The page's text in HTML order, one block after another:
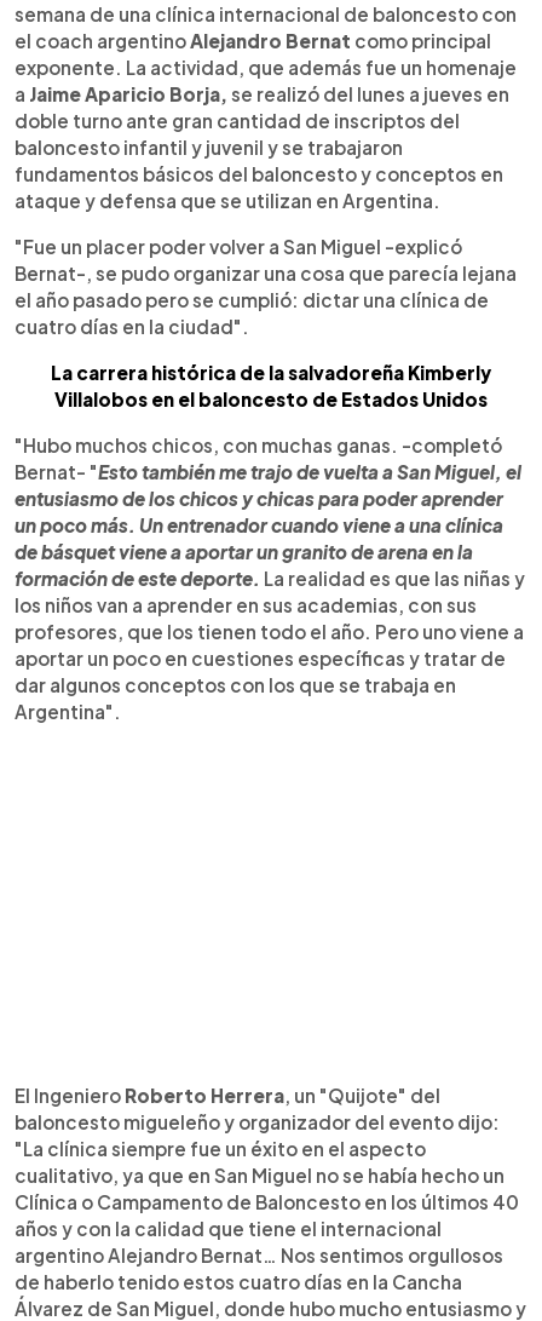
semana de una clínica internacional de baloncesto con
el coach argentino Alejandro Bernat como principal
exponente. La actividad, que además fue un homenaje
a Jaime Aparicio Borja, se realizó del lunes a jueves en
doble turno ante gran cantidad de inscriptos del
baloncesto infantil y juvenil y se trabajaron
fundamentos básicos del baloncesto y conceptos en
ataque y defensa que se utilizan en Argentina.
"Fue un placer poder volver a San Miguel -explicó
Bernat-, se pudo organizar una cosa que parecía lejana
el año pasado pero se cumplió: dictar una clínica de
cuatro días en la ciudad".
La carrera histórica de la salvadoreña Kimberly
Villalobos en el baloncesto de Estados Unidos
"Hubo muchos chicos, con muchas ganas. -completó
Bernat- "Esto también me trajo de vuelta a San Miguel, el
entusiasmo de los chicos y chicas para poder aprender
un poco más. Un entrenador cuando viene a una clínica
de básquet viene a aportar un granito de arena en la
formación de este deporte. La realidad es que las niñas y
los niños van a aprender en sus academias, con sus
profesores, que los tienen todo el año. Pero uno viene a
aportar un poco en cuestiones específicas y tratar de
dar algunos conceptos con los que se trabaja en
Argentina".
El Ingeniero Roberto Herrera , un "Quijote" del
baloncesto migueleño y organizador del evento dijo:
"La clínica siempre fue un éxito en el aspecto
cualitativo, ya que en San Miguel no se había hecho un
Clínica o Campamento de Baloncesto en los últimos 40
años y con la calidad que tiene el internacional
argentino Alejandro Bernat… Nos sentimos orgullosos
de haberlo tenido estos cuatro días en la Cancha
Álvarez de San Miguel, donde hubo mucho entusiasmo y